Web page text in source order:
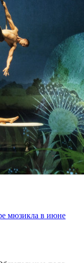
мюзикла в июне